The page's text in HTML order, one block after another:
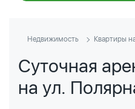
Недвижимость Квартиры
Суточная
на ул.